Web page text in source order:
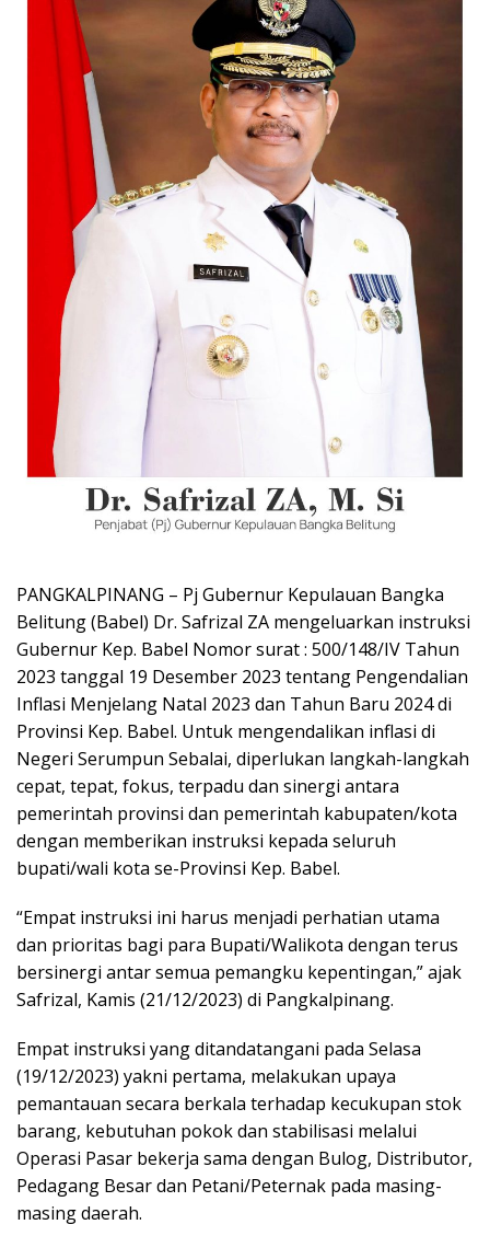
PANGKALPINANG – Pj Gubernur Kepulauan Bangka
Belitung (Babel) Dr. Safrizal ZA mengeluarkan instruksi
Gubernur Kep. Babel Nomor surat : 500/148/IV Tahun
2023 tanggal 19 Desember 2023 tentang Pengendalian
Inflasi Menjelang Natal 2023 dan Tahun Baru 2024 di
Provinsi Kep. Babel. Untuk mengendalikan inflasi di
Negeri Serumpun Sebalai, diperlukan langkah-langkah
cepat, tepat, fokus, terpadu dan sinergi antara
pemerintah provinsi dan pemerintah kabupaten/kota
dengan memberikan instruksi kepada seluruh
bupati/wali kota se-Provinsi Kep. Babel.
“Empat instruksi ini harus menjadi perhatian utama
dan prioritas bagi para Bupati/Walikota dengan terus
bersinergi antar semua pemangku kepentingan,” ajak
Safrizal, Kamis (21/12/2023) di Pangkalpinang.
Empat instruksi yang ditandatangani pada Selasa
(19/12/2023) yakni pertama, melakukan upaya
pemantauan secara berkala terhadap kecukupan stok
barang, kebutuhan pokok dan stabilisasi melalui
Operasi Pasar bekerja sama dengan Bulog, Distributor,
Pedagang Besar dan Petani/Peternak pada masing-
masing daerah.